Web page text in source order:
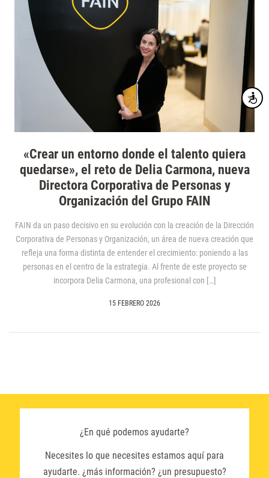
«Crear un entorno donde el talento quiera
quedarse», el reto de Delia Carmona, nueva
Directora Corporativa de Personas y
Organización del Grupo FAIN
FAIN da un paso decisivo en su evolución con la creación de la Dirección
Corporativa de Personas y Organización, un área de nueva creación que
refleja una forma distinta de entender el crecimiento: poniendo a las
personas en el centro de la estrategia. Al frente de este proyecto se
incorpora Delia Carmona, una profesional con […]
15 FEBRERO 2026
¿En qué podemos ayudarte?
Necesites lo que necesites estamos aquí para
ayudarte. ¿más información? ¿un presupuesto?